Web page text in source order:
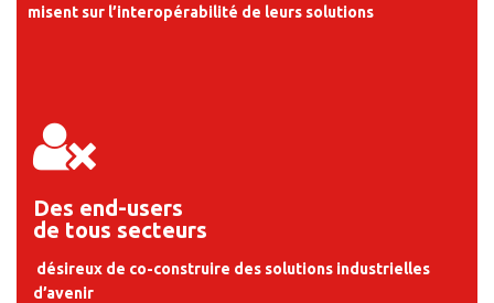
misent sur l’interopérabilité de leurs solutions
Des end-users
de tous secteurs
désireux de co-construire des solutions industrielles
d’avenir